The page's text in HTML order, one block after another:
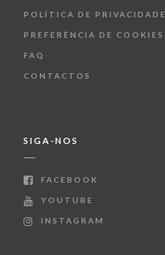
POLÍTICA DE PRIVACIDADE
PREFERÊNCIA DE COOKIES
FAQ
CONTACTOS
SIGA-NOS
FACEBOOK
YOUTUBE
INSTAGRAM